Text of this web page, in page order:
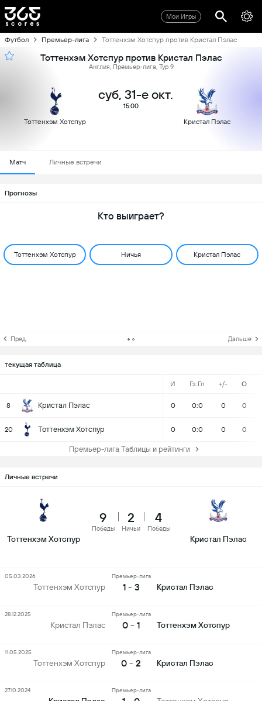
Мои Игры
Футбол Премьер-лига Тоттенхэм Хотспур против Кристал Пэлас
Тоттенхэм Хотспур против Кристал Пэлас
Англия, Премьер-лига, Тур 9
Тоттенхэм Хотспур
суб, 31-е окт.
15:00
Кристал Пэлас
Матч Личные встречи
Прогнозы
Кто выиграет?
Тоттенхэм Хотспур Ничья Кристал Пэлас
Пред. Дальше
текущая таблица
И Гз:Гп +/- О
8 Кристал Пэлас 0 0:0 0 0
20 Тоттенхэм Хотспур 0 0:0 0 0
Премьер-лига Таблицы и рейтинги
Личные встречи
Тоттенхэм Хотспур
9
Победы
2
Ничьи
4
Победы
Кристал Пэлас
Тоттенхэм Хотспур
Премьер-лига
1 - 3 Кристал Пэлас
05.03.2026
Кристал Пэлас
Премьер-лига
0 - 1 Тоттенхэм Хотспур
28.12.2025
Тоттенхэм Хотспур
Премьер-лига
0 - 2 Кристал Пэлас
11.05.2025
Премьер-лига
27.10.2024